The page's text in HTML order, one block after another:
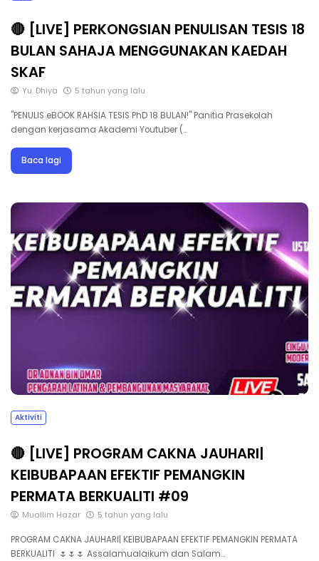
🔴 [LIVE] PERKONGSIAN PENULISAN TESIS 18
BULAN SAHAJA MENGGUNAKAN KAEDAH
SKAF
Yu. Dhiya 5 tahun yang lalu
"PENULIS eBOOK RAHSIA TESIS PhD 18 BULAN!" Panitia Prasekolah
dengan kerjasama Akademi Youtuber (…
Baca lagi
Aktiviti
🔴 [LIVE] PROGRAM CAKNA JAUHARI|
KEIBUBAPAAN EFEKTIF PEMANGKIN
PERMATA BERKUALITI #09
Muallim Hazar 5 tahun yang lalu
PROGRAM CAKNA JAUHARI| KEIBUBAPAAN EFEKTIF PEMANGKIN PERMATA
BERKUALITI 🌷🌷🌷 Assalamualaikum dan Salam…